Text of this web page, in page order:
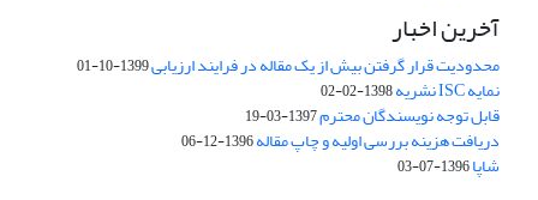
آخرین اخبار
محدودیت قرار گرفتن بیش از یک مقاله در فرایند ارزیابی1399-10-01
نمایه ISC نشریه 1398-02-02
قابل توجه نویسندگان محترم1397-03-19
دریافت هزینه بررسی اولیه و چاپ مقاله1396-12-06
شاپا1396-07-03